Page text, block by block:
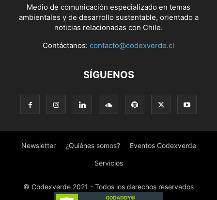
Medio de comunicación especializado en temas
ambientales y de desarrollo sustentable, orientado a
noticias relacionadas con Chile.
Contáctanos: contacto@codexverde.cl
SÍGUENOS
Newsletter ¿Quiénes somos? Eventos Codexverde
Servicios
© Codexverde 2021 - Todos los derechos reservados